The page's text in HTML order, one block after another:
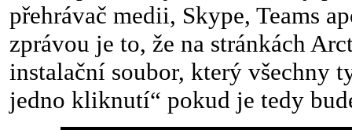
přehrávač medii, Skype, Teams
zprávou je to, že na stránkách
instalační soubor, který všechny
jedno kliknutí“ pokud je tedy